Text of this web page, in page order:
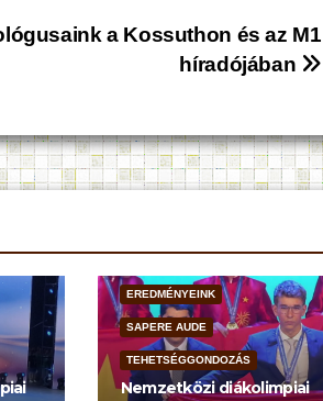
a Kossuthon és az M1
híradójában
EREDMÉNYEINK
SAPERE AUDE
TEHETSÉGGONDOZÁS
Nemzetközi diákolimpiai